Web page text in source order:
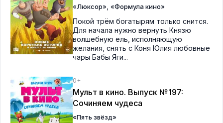
«Люксор» «Формула кино»
Покой трём богатырям только снится.
Для начала нужно вернуть Князю
волшебную ель, исполняющую
желания, снять с Коня Юлия любовные
чары Бабы Яги...
0+
Мульт в кино. Выпуск №197:
Сочиняем чудеса
«Пять звёзд»